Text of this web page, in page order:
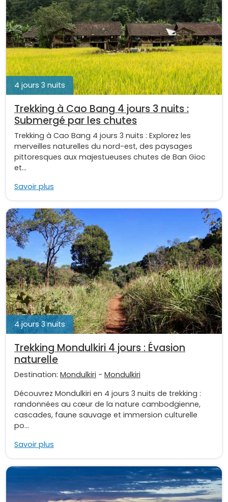
4 jours 3 nuits
Trekking à Cao Bang 4 jours 3 nuits :
Submergé par les chutes
Trekking à Cao Bang 4 jours 3 nuits : Explorez les
merveilles naturelles du nord-est, des paysages
pittoresques aux majestueuses chutes de Ban Gioc
et...
Savoir plus
4 jours 3 nuits
Trekking Mondulkiri 4 jours : Évasion
naturelle
Destination: Mondulkiri - Mondulkiri
Découvrez Mondulkiri en 4 jours 3 nuits de trekking :
randonnées au cœur de la nature cambodgienne,
cascades, faune sauvage et immersion culturelle
po...
Savoir plus